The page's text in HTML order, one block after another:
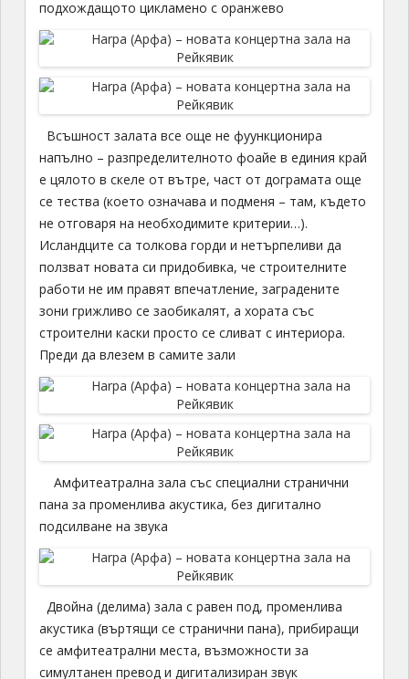
подхождащото цикламено с оранжево
Всъшност залата все още не фуункционира
напълно – разпределителното фоайе в единия край
е цялото в скеле от вътре, част от дограмата още
се тества (което означава и подменя – там, където
не отговаря на необходимите критерии…).
Исландците са толкова горди и нетърпеливи да
ползват новата си придобивка, че строителните
работи не им правят впечатление, заградените
зони грижливо се заобикалят, а хората със
строителни каски просто се сливат с интериора.
Преди да влезем в самите зали
Aмфитеатрална зала със специални странични
пана за променлива акустика, без дигитално
подсилване на звука
Двойна (делима) зала с равен под, променлива
акустика (въртящи се странични пана), прибиращи
се амфитеатрални места, възможности за
симултанен превод и дигитализиран звук